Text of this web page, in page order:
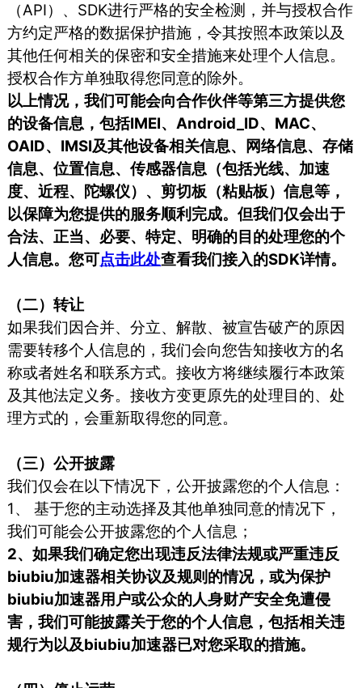
（API）、SDK进行严格的安全检测，并与授权合作
方约定严格的数据保护措施，令其按照本政策以及
其他任何相关的保密和安全措施来处理个人信息。
授权合作方单独取得您同意的除外。
以上情况，我们可能会向合作伙伴等第三方提供您
的设备信息，包括IMEI、Android_ID、MAC、
OAID、IMSI及其他设备相关信息、网络信息、存储
信息、位置信息、传感器信息（包括光线、加速
度、近程、陀螺仪）、剪切板（粘贴板）信息等，
以保障为您提供的服务顺利完成。但我们仅会出于
合法、正当、必要、特定、明确的目的处理您的个
人信息。您可点击此处查看我们接入的SDK详情。
（二）转让
如果我们因合并、分立、解散、被宣告破产的原因
需要转移个人信息的，我们会向您告知接收方的名
称或者姓名和联系方式。接收方将继续履行本政策
及其他法定义务。接收方变更原先的处理目的、处
理方式的，会重新取得您的同意。
（三）公开披露
我们仅会在以下情况下，公开披露您的个人信息：
1、 基于您的主动选择及其他单独同意的情况下，
我们可能会公开披露您的个人信息；
2、如果我们确定您出现违反法律法规或严重违反
biubiu加速器相关协议及规则的情况，或为保护
biubiu加速器用户或公众的人身财产安全免遭侵
害，我们可能披露关于您的个人信息，包括相关违
规行为以及biubiu加速器已对您采取的措施。